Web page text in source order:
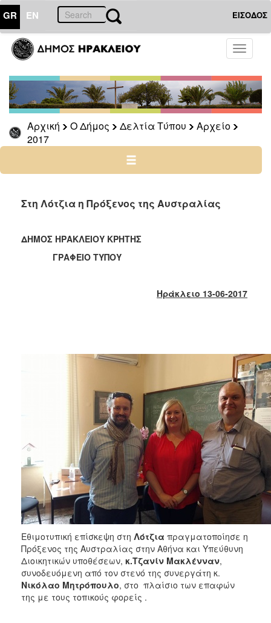
GR EN ΕΙΣΟΔΟΣ
Toggle
Αρχική Ο Δήμος Δελτία Τύπου
Αρχείο
2017
ΔΗΜΟΣ
Δελτία
Τύπου
Αρχείο
2026
2025
2022
2020
2019
ΠΟΛΙΤΙΣΜΟΣ
ΑΝΘΕΚΤΙΚΗ
ΠΟΛΗ
Στη Λότζια η Πρόξενος της Αυστραλίας
ΔΗΜΟΣ ΗΡΑΚΛΕΙΟΥ ΚΡΗΤΗΣ
ΓΡΑΦΕΙΟ ΤΥΠΟΥ
Ηράκλειο 13-06-2017
Εθιμοτυπική επίσκεψη στη Λότζια πραγματοποίησε η
Πρόξενος της Αυστραλίας στην Αθήνα και Υπεύθυνη
Διοικητικών υποθέσεων, κ.Τζανίν Μακλένναν,
συνοδευόμενη από τον στενό της συνεργάτη κ.
Νικόλαο Μητρόπουλο, στο πλαίσιο των επαφών
της με τους τοπικούς φορείς .